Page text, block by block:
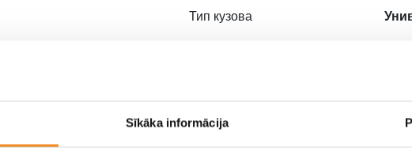
Sīkāka informācija
Тип кузова
Мощность, л.с.